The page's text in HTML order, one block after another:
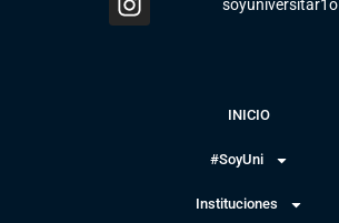
soyuniversitar1o
INICIO
#SoyUni
Instituciones